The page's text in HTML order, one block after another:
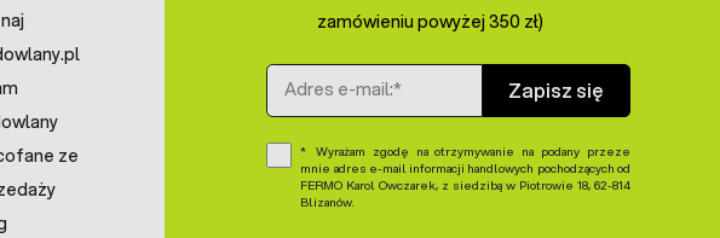
ze
zamówieniu powyżej 350 zł)
Adres e-mail
Zapisz się
Wyrażam zgodę na otrzymywanie na podany przeze
mnie adres e-mail informacji handlowych pochodzących od
FERMO Karol Owczarek, z siedzibą w Piotrowie 18, 62-814
Blizanów.